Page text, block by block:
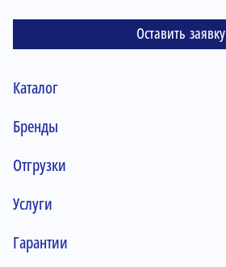
Оставить заявку
Каталог
Бренды
Отгрузки
Услуги
Гарантии